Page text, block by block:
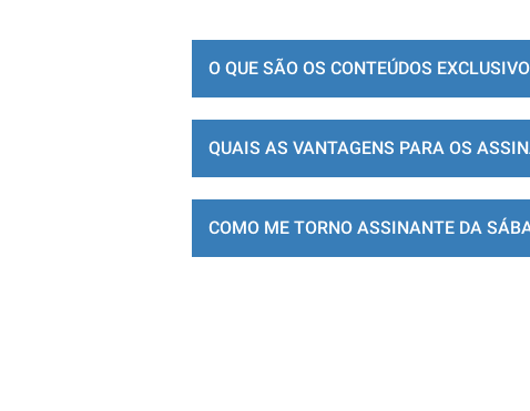
O QUE SÃO OS CONTEÚDOS
QUAIS AS VANTAGENS PARA OS
COMO ME TORNO ASSINANTE DA